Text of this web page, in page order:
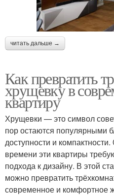
читать дальше →
Как превратить
хрущевку в
квартиру
Хрущевки — это символ
пор остаются популярными
доступности и
времени эти квартиры
подхода к дизайну. В этой
можно превратить
современное и комфортное